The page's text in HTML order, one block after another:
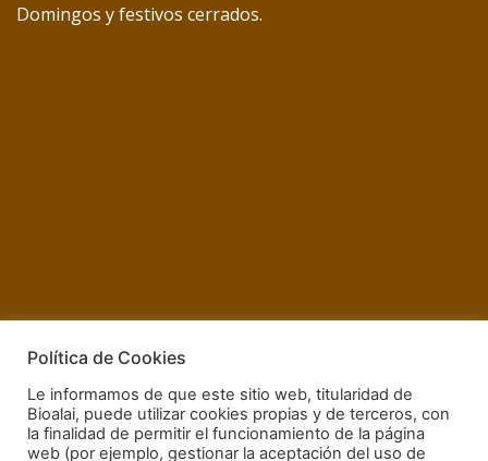
Domingos y festivos cerrados.
Información de interés
Atención encargos:Lunes a viernes de 09:00 h a 15:00
Política de Cookies
Le informamos de que este sitio web, titularidad de
Bioalai, puede utilizar cookies propias y de terceros, con
la finalidad de permitir el funcionamiento de la página
web (por ejemplo, gestionar la aceptación del uso de